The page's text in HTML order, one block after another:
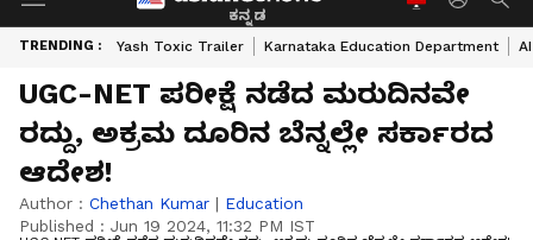
ಕನ್ನಡ
TRENDING : Yash Toxic Trailer Karnataka Education Department
UGC-NET ಪರೀಕ್ಷೆ ನಡೆದ ಮರುದಿನವೇ
ರದ್ದು, ಅಕ್ರಮ ದೂರಿನ ಬೆನ್ನಲ್ಲೇ ಸರ್ಕಾರದ
ಆದೇಶ!
Author : Chethan Kumar | Education
Published : Jun 19 2024, 11:32 PM IST